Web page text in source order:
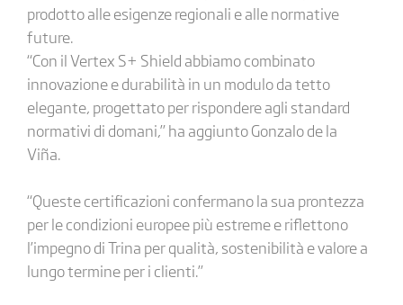
prodotto alle esigenze regionali e alle normative
future.
“Con il Vertex S+ Shield abbiamo combinato
innovazione e durabilità in un modulo da tetto
elegante, progettato per rispondere agli standard
normativi di domani,” ha aggiunto Gonzalo de la
Viña.
“Queste certificazioni confermano la sua prontezza
per le condizioni europee più estreme e riflettono
l’impegno di Trina per qualità, sostenibilità e valore a
lungo termine per i clienti.”